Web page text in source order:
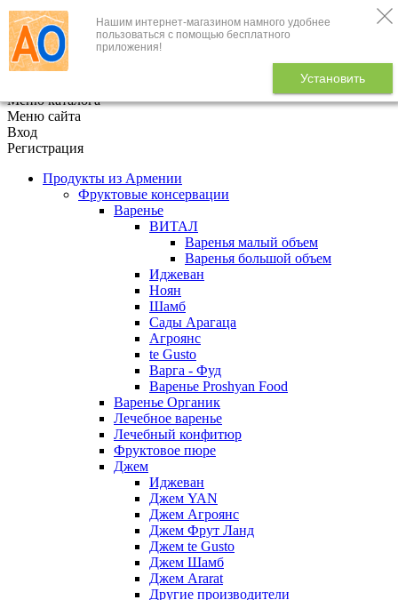
Нашим интернет-магазином намного удобнее
пользоваться с помощью бесплатного
приложения!
Установить
+7 (495) 646-888-1
В корзине
Меню каталога
Меню сайта
Вход
Регистрация
Продукты из Армении
Фруктовые консервации
Варенье
ВИТАЛ
Варенья малый объем
Варенья большой объем
Иджеван
Ноян
Шамб
Сады Арагаца
Агроянс
te Gusto
Варга - Фуд
Варенье Proshyan Food
Варенье Органик
Лечебное варенье
Лечебный конфитюр
Фруктовое пюре
Джем
Иджеван
Джем YAN
Джем Агроянс
Джем Фрут Ланд
Джем te Gusto
Джем Шамб
Джем Ararat
Другие производители